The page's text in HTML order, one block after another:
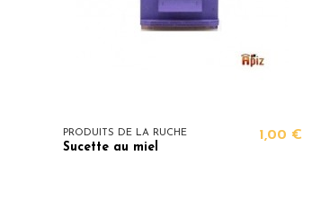
PRODUITS DE LA RUCHE
Sucette au miel
1,00 €